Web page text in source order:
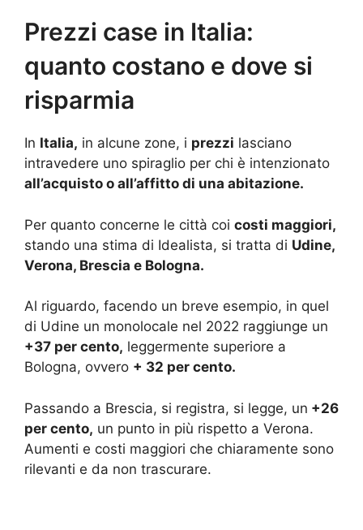
Prezzi case in Italia:
quanto costano e dove si
risparmia
In Italia, in alcune zone, i prezzi lasciano
intravedere uno spiraglio per chi è intenzionato
all’acquisto o all’affitto di una abitazione.
Per quanto concerne le città coi costi maggiori,
stando una stima di Idealista, si tratta di Udine,
Verona, Brescia e Bologna.
Al riguardo, facendo un breve esempio, in quel
di Udine un monolocale nel 2022 raggiunge un
+37 per cento, leggermente superiore a
Bologna, ovvero + 32 per cento.
Passando a Brescia, si registra, si legge, un +26
per cento, un punto in più rispetto a Verona.
Aumenti e costi maggiori che chiaramente sono
rilevanti e da non trascurare.